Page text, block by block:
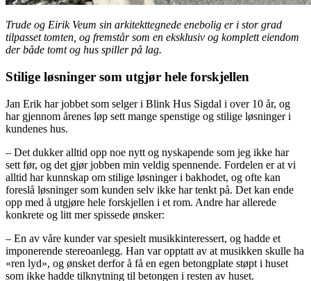
Trude og Eirik Veum sin arkitekttegnede enebolig er i stor grad
tilpasset tomten, og fremstår som en eksklusiv og komplett eiendom
der både tomt og hus spiller på lag.
Stilige løsninger som utgjør hele forskjellen
Jan Erik har jobbet som selger i Blink Hus Sigdal i over 10 år, og
har gjennom årenes løp sett mange spenstige og stilige løsninger i
kundenes hus.
– Det dukker alltid opp noe nytt og nyskapende som jeg ikke har
sett før, og det gjør jobben min veldig spennende. Fordelen er at vi
alltid har kunnskap om stilige løsninger i bakhodet, og ofte kan
foreslå løsninger som kunden selv ikke har tenkt på. Det kan ende
opp med å utgjøre hele forskjellen i et rom. Andre har allerede
konkrete og litt mer spissede ønsker:
– En av våre kunder var spesielt musikkinteressert, og hadde et
imponerende stereoanlegg. Han var opptatt av at musikken skulle ha
«ren lyd», og ønsket derfor å få en egen betongplate støpt i huset
som ikke hadde tilknytning til betongen i resten av huset.